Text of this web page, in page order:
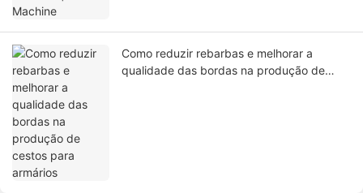
Como reduzir rebarbas e melhorar a
qualidade das bordas na produção de